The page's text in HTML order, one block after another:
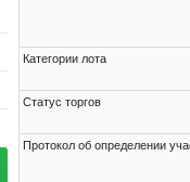
Категории лота
Статус торгов
Протокол об определении